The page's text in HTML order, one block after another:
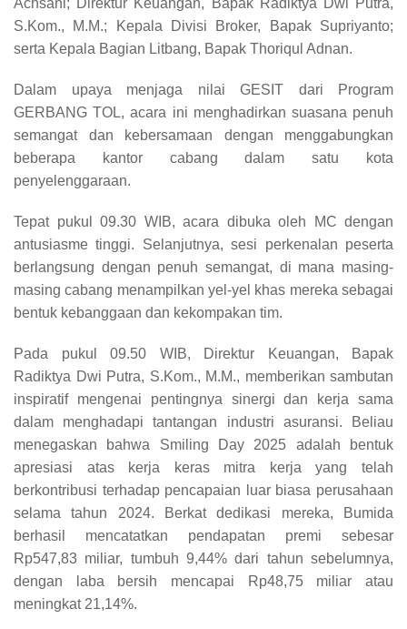
Achsani; Direktur Keuangan, Bapak Radiktya Dwi Putra,
S.Kom., M.M.; Kepala Divisi Broker, Bapak Supriyanto;
serta Kepala Bagian Litbang, Bapak Thoriqul Adnan.
Dalam upaya menjaga nilai GESIT dari Program
GERBANG TOL, acara ini menghadirkan suasana penuh
semangat dan kebersamaan dengan menggabungkan
beberapa kantor cabang dalam satu kota
penyelenggaraan.
Tepat pukul 09.30 WIB, acara dibuka oleh MC dengan
antusiasme tinggi. Selanjutnya, sesi perkenalan peserta
berlangsung dengan penuh semangat, di mana masing-
masing cabang menampilkan yel-yel khas mereka sebagai
bentuk kebanggaan dan kekompakan tim.
Pada pukul 09.50 WIB, Direktur Keuangan, Bapak
Radiktya Dwi Putra, S.Kom., M.M., memberikan sambutan
inspiratif mengenai pentingnya sinergi dan kerja sama
dalam menghadapi tantangan industri asuransi. Beliau
menegaskan bahwa Smiling Day 2025 adalah bentuk
apresiasi atas kerja keras mitra kerja yang telah
berkontribusi terhadap pencapaian luar biasa perusahaan
selama tahun 2024. Berkat dedikasi mereka, Bumida
berhasil mencatatkan pendapatan premi sebesar
Rp547,83 miliar, tumbuh 9,44% dari tahun sebelumnya,
dengan laba bersih mencapai Rp48,75 miliar atau
meningkat 21,14%.